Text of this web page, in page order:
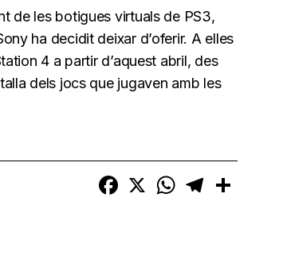
de les botigues virtuals de PS3,
ha decidit deixar d’oferir. A elles
4 a partir d’aquest abril, des
dels jocs que jugaven amb les
Facebook
X WhatsAppTelegram